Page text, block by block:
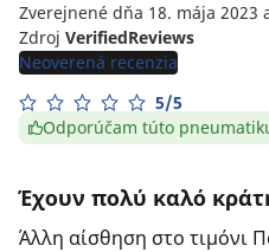
Zverejnené dňa 18. mája 2023
Zdroj VerifiedReviews
Neoverená recenzia
5/5
Odporúčam túto
Έχουν πολύ καλό
Άλλη αίσθηση στο τιμόνι